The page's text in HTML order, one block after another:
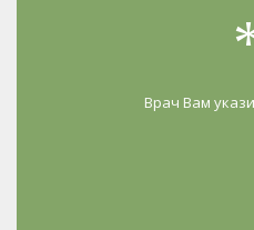
Врач Вам